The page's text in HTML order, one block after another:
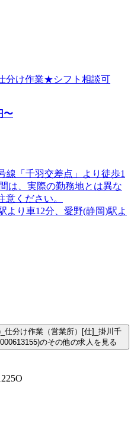
分け作業★シフト相談可
〜
線「千羽交差点」より徒歩1
は、実際の勤務地とは異な
ください。
より車12分、愛野(静岡)駅よ
仕分け作業（営業所）[仕]_掛川千
のその他の求人を見る